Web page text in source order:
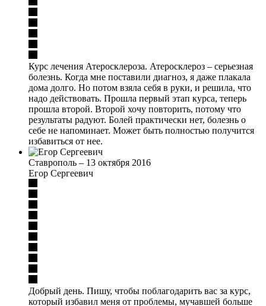
Курс лечения Атеросклероза. Атеросклероз – серьезная
болезнь. Когда мне поставили диагноз, я даже плакала
дома долго. Но потом взяла себя в руки, и решила, что
надо действовать. Прошла первый этап курса, теперь
прошла второй. Второй хочу повторить, потому что
результаты радуют. Болей практически нет, болезнь о
себе не напоминает. Может быть полностью получится
избавиться от нее.
Ставрополь – 13 октября 2016
Егор Сергеевич
Добрый день. Пишу, чтобы поблагодарить вас за курс,
который избавил меня от проблемы, мучавшей больше